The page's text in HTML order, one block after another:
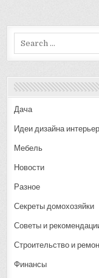
Дача
Идеи дизайна
Мебель
Новости
Разное
Секреты домохозяйки
Советы и
Строительство и
Финансы